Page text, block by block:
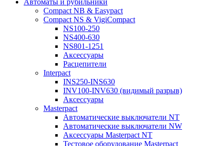
Compact NB & Easypact
Compact NS & VigiCompact
NS100-250
NS400-630
NS801-1251
Аксессуары
Расцепители
Interpact
INS250-INS630
INV100-INV630 (видимый разрыв)
Аксессуары
Masterpact
Автоматические выключатели NT
Автоматические выключатели NW
Аксессуары Masterpact NT
Тестовое оборудование Masterpact